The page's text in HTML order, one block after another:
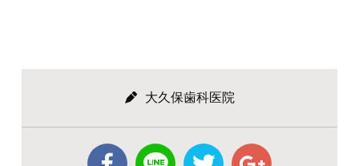
大久保歯科医院